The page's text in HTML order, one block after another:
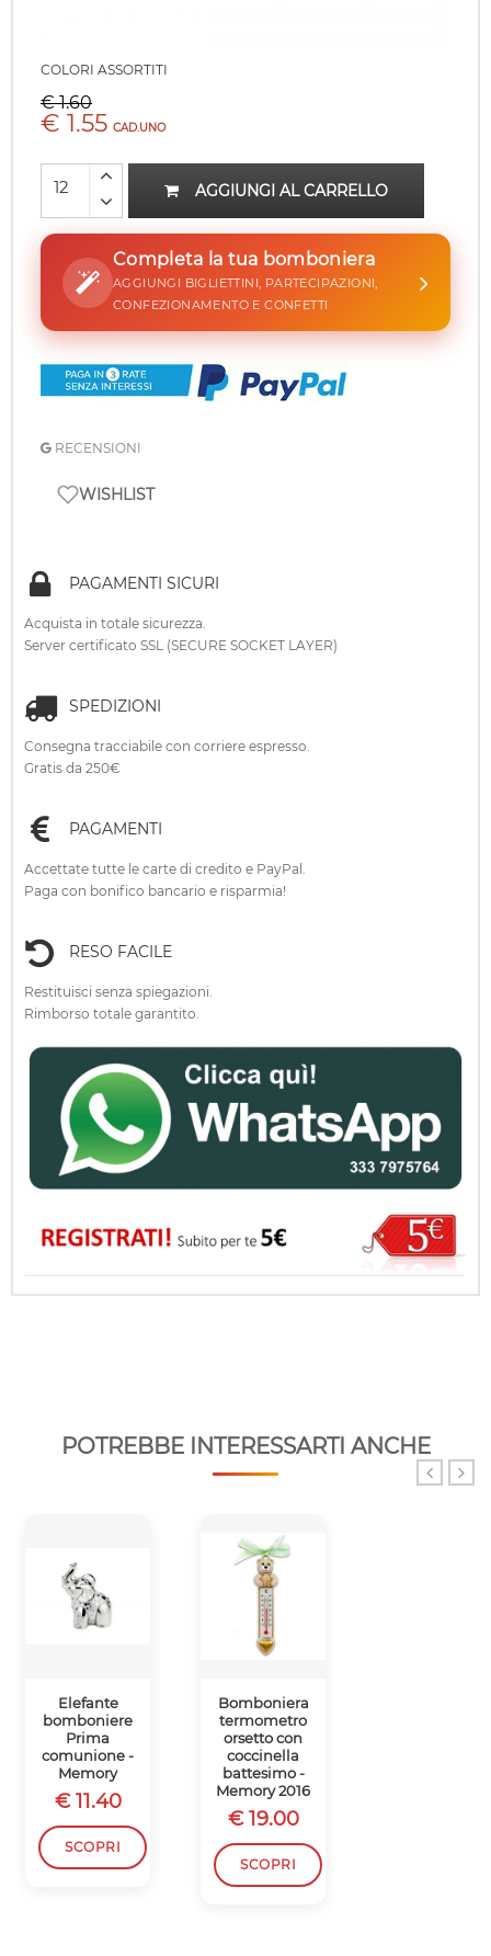
COLORI ASSORTITI
€ 1.60
€ 1.55 CAD.UNO
AGGIUNGI AL CARRELLO
Completa la tua bomboniera
AGGIUNGI BIGLIETTINI, PARTECIPAZIONI,
CONFEZIONAMENTO E CONFETTI
RECENSIONI
WISHLIST
PAGAMENTI SICURI
Acquista in totale sicurezza.
Server certificato SSL (SECURE SOCKET LAYER)
SPEDIZIONI
Consegna tracciabile con corriere espresso.
Gratis da 250€
PAGAMENTI
Accettate tutte le carte di credito e PayPal.
Paga con bonifico bancario e risparmia!
RESO FACILE
Restituisci senza spiegazioni.
Rimborso totale garantito.
POTREBBE INTERESSARTI ANCHE
Elefante
bomboniere
Prima
comunione -
Memory
€ 11.40
SCOPRI
Bomboniera
termometro
orsetto con
coccinella
battesimo -
Memory 2016
€ 19.00
SCOPRI